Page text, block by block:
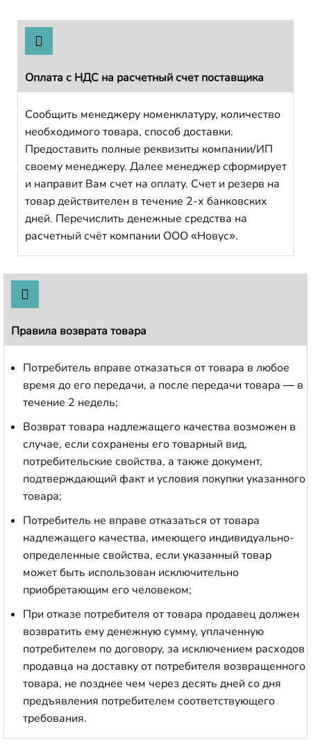
Оплата с НДС на расчетный счет поставщика
Сообщить менеджеру номенклатуру, количество
необходимого товара, способ доставки.
Предоставить полные реквизиты компании/ИП
своему менеджеру. Далее менеджер сформирует
и направит Вам счет на оплату. Счет и резерв на
товар действителен в течение 2-х банковских
дней. Перечислить денежные средства на
расчетный счёт компании ООО «Новус».
Правила возврата товара
Потребитель вправе отказаться от товара в любое
время до его передачи, а после передачи товара — в
течение 2 недель;
Возврат товара надлежащего качества возможен в
случае, если сохранены его товарный вид,
потребительские свойства, а также документ,
подтверждающий факт и условия покупки указанного
товара;
Потребитель не вправе отказаться от товара
надлежащего качества, имеющего индивидуально-
определенные свойства, если указанный товар
может быть использован исключительно
приобретающим его человеком;
При отказе потребителя от товара продавец должен
возвратить ему денежную сумму, уплаченную
потребителем по договору, за исключением расходов
продавца на доставку от потребителя возвращенного
товара, не позднее чем через десять дней со дня
предъявления потребителем соответствующего
требования.